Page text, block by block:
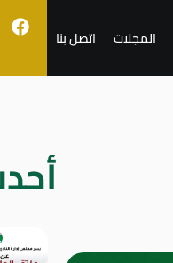
المجلات اتصل بنا